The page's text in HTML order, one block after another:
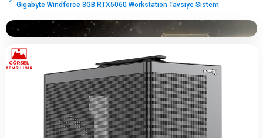
Gigabyte Windforce 8GB RTX5060 Workstation Tavsiye Sistem